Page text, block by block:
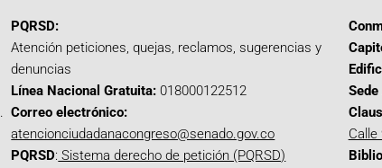
PQRSD:
Atención peticiones, quejas, reclamos, sugerencias y
denuncias
Línea Nacional Gratuita: 018000122512
Correo electrónico:
atencionciudadanacongreso@senado.gov.co
PQRSD: Sistema derecho de petición (PQRSD)